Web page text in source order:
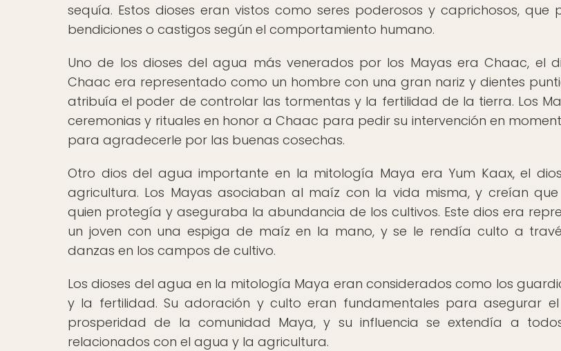
sequía. Estos dioses eran vistos como seres poderosos y caprichosos,
bendiciones o castigos según el comportamiento humano.
Uno de los dioses del agua más venerados por los Mayas era Chaac, el
Chaac era representado como un hombre con una gran nariz y dientes
atribuía el poder de controlar las tormentas y la fertilidad de la tierra. Los
ceremonias y rituales en honor a Chaac para pedir su intervención en
para agradecerle por las buenas cosechas.
Otro dios del agua importante en la mitología Maya era Yum Kaax, el
agricultura. Los Mayas asociaban al maíz con la vida misma, y creían que
quien protegía y aseguraba la abundancia de los cultivos. Este dios era
un joven con una espiga de maíz en la mano, y se le rendía culto a
danzas en los campos de cultivo.
Los dioses del agua en la mitología Maya eran considerados como los
y la fertilidad. Su adoración y culto eran fundamentales para asegurar
prosperidad de la comunidad Maya, y su influencia se extendía a
relacionados con el agua y la agricultura.